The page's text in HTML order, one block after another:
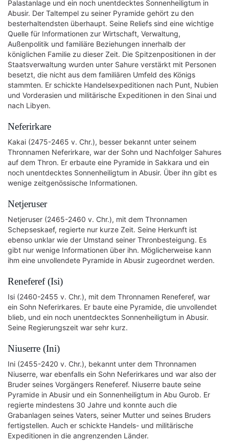
Palastanlage und ein noch unentdecktes Sonnenheiligtum in
Abusir. Der Taltempel zu seiner Pyramide gehört zu den
besterhaltendsten überhaupt. Seine Reliefs sind eine wichtige
Quelle für Informationen zur Wirtschaft, Verwaltung,
Außenpolitik und familiäre Beziehungen innerhalb der
königlichen Familie zu dieser Zeit. Die Spitzenpositionen in der
Staatsverwaltung wurden unter Sahure verstärkt mit Personen
besetzt, die nicht aus dem familiären Umfeld des Königs
stammten. Er schickte Handelsexpeditionen nach Punt, Nubien
und Vorderasien und militärische Expeditionen in den Sinai und
nach Libyen.
Neferirkare
Kakai (2475-2465 v. Chr.), besser bekannt unter seinem
Thronnamen Neferirkare, war der Sohn und Nachfolger Sahures
auf dem Thron. Er erbaute eine Pyramide in Sakkara und ein
noch unentdecktes Sonnenheiligtum in Abusir. Über ihn gibt es
wenige zeitgenössische Informationen.
Netjeruser
Netjeruser (2465-2460 v. Chr.), mit dem Thronnamen
Schepseskaef, regierte nur kurze Zeit. Seine Herkunft ist
ebenso unklar wie der Umstand seiner Thronbesteigung. Es
gibt nur wenige Informationen über ihn. Möglicherweise kann
ihm eine unvollendete Pyramide in Abusir zugeordnet werden.
Reneferef (Isi)
Isi (2460-2455 v. Chr.), mit dem Thronnamen Reneferef, war
ein Sohn Neferirkares. Er baute eine Pyramide, die unvollendet
blieb, und ein noch unentdecktes Sonnenheiligtum in Abusir.
Seine Regierungszeit war sehr kurz.
Niuserre (Ini)
Ini (2455-2420 v. Chr.), bekannt unter dem Thronnamen
Niuserre, war ebenfalls ein Sohn Neferirkares und war also der
Bruder seines Vorgängers Reneferef. Niuserre baute seine
Pyramide in Abusir und ein Sonnenheiligtum in Abu Gurob. Er
regierte mindestens 30 Jahre und konnte auch die
Grabanlagen seines Vaters, seiner Mutter und seines Bruders
fertigstellen. Auch er schickte Handels- und militärische
Expeditionen in die angrenzenden Länder.